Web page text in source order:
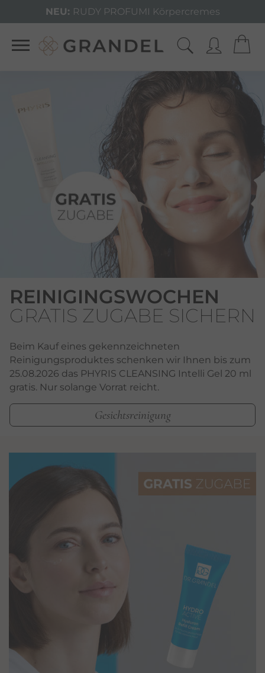
NEU: RUDY PROFUMI Körpercremes
REINIGINGSWOCHEN
GRATIS ZUGABE SICHERN
Beim Kauf eines gekennzeichneten
Reinigungsproduktes schenken wir Ihnen bis zum
25.08.2026 das PHYRIS CLEANSING Intelli Gel 20 ml
gratis. Nur solange Vorrat reicht.
Gesichtsreinigung